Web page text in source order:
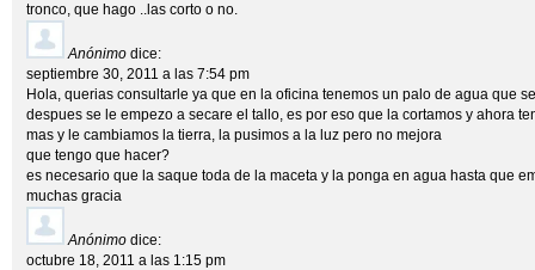
tronco, que hago ..las corto o no.
Anónimo dice:
septiembre 30, 2011 a las 7:54 pm
Hola, querias consultarle ya que en la oficina tenemos un palo de agua que
despues se le empezo a secare el tallo, es por eso que la cortamos y ahora
mas y le cambiamos la tierra, la pusimos a la luz pero no mejora
que tengo que hacer?
es necesario que la saque toda de la maceta y la ponga en agua hasta que
muchas gracia
Anónimo dice:
octubre 18, 2011 a las 1:15 pm